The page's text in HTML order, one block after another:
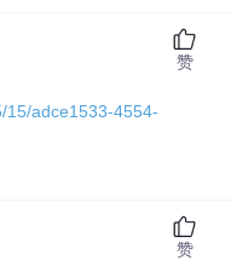
15/adce1533-4554-
赞
赞